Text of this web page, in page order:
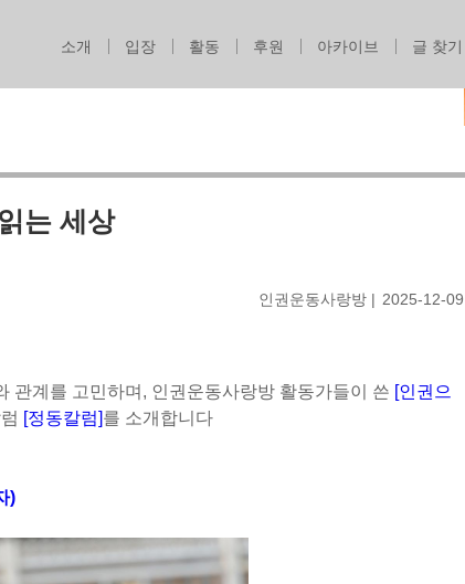
는 세상
인권운동사랑방 2025-12-09
관계를 고민하며, 인권운동사랑방 활동가들이 쓴 [인권으
[정동칼럼]를 소개합니다
)
소개 입장 활동 후원 아카이브 글 찾기